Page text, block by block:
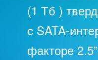
(1 Тб )
c SATA-
факторе